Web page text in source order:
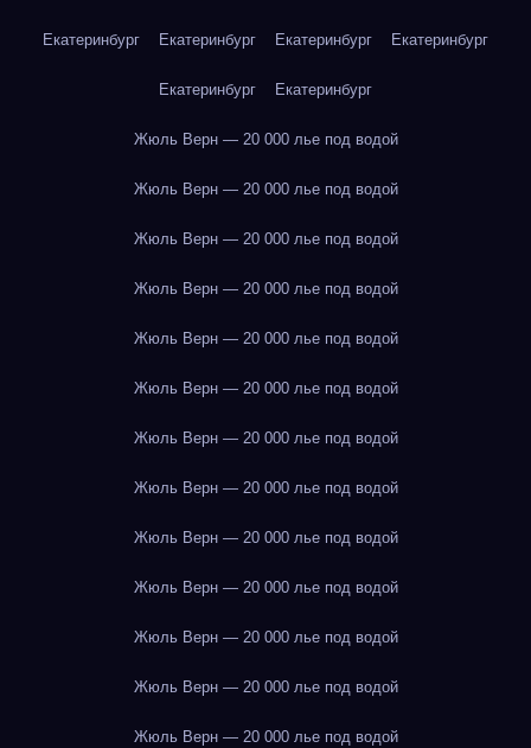
Екатеринбург Екатеринбург Екатеринбург Екатеринбург
Екатеринбург Екатеринбург
Жюль Верн — 20 000 лье под водой
Жюль Верн — 20 000 лье под водой
Жюль Верн — 20 000 лье под водой
Жюль Верн — 20 000 лье под водой
Жюль Верн — 20 000 лье под водой
Жюль Верн — 20 000 лье под водой
Жюль Верн — 20 000 лье под водой
Жюль Верн — 20 000 лье под водой
Жюль Верн — 20 000 лье под водой
Жюль Верн — 20 000 лье под водой
Жюль Верн — 20 000 лье под водой
Жюль Верн — 20 000 лье под водой
Жюль Верн — 20 000 лье под водой